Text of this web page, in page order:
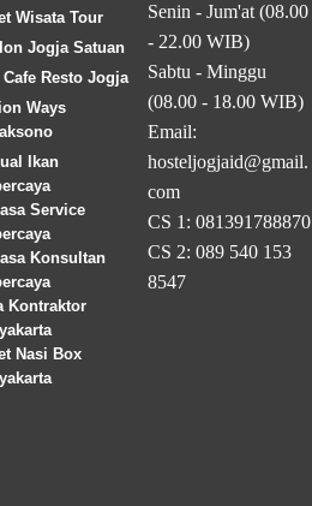
Wisata Tour
Jogja Satuan
Cafe Resto Jogja
Ways
Ikan
Service
Konsultan
Kontraktor
Nasi Box
Senin - Jum'at (08.00
- 22.00 WIB)
Sabtu - Minggu
(08.00 - 18.00 WIB)
Email:
hosteljogjaid@gmail.
com
CS 1: 081391788870
CS 2: 089 540 153
8547